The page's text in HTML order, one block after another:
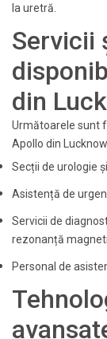
la uretră.
Servicii
din
Următoarele sunt
Apollo din
Secții de urologie
Asistență de
Servicii de
rezonanță
Personal de